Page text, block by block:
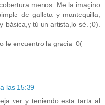
menos. Me la imagino
de galleta y mantequilla,
básica,y tú un artista,lo sé. ;0).
le encuentro la gracia :0(
las 15:39
ver y teniendo esta tarta al